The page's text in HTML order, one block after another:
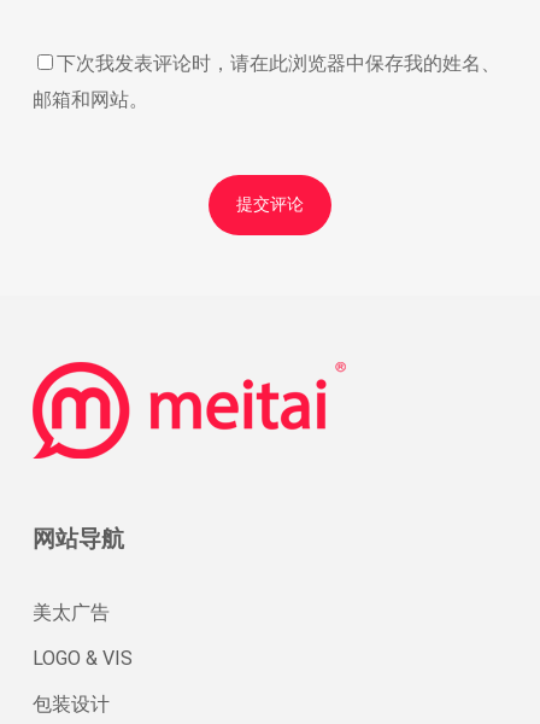
下次我发表评论时，请在此浏览器中保存我的姓名、
邮箱和网站。
网站导航
美太广告
LOGO & VIS
包装设计